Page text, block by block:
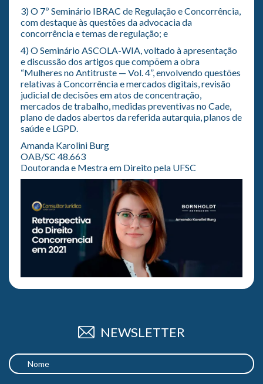
3) O 7º Seminário IBRAC de Regulação e Concorrência,
com destaque às questões da advocacia da
concorrência e temas de regulação; e
4) O Seminário ASCOLA-WIA, voltado à apresentação
e discussão dos artigos que compõem a obra
“Mulheres no Antitruste — Vol. 4”, envolvendo questões
relativas à Concorrência e mercados digitais, revisão
judicial de decisões em atos de concentração,
mercados de trabalho, medidas preventivas no Cade,
plano de dados abertos da referida autarquia, planos de
saúde e LGPD.
Amanda Karolini Burg
OAB/SC 48.663
Doutoranda e Mestra em Direito pela UFSC
NEWSLETTER